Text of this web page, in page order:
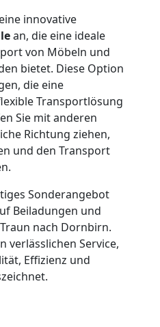
innovative
an, die eine ideale
von Möbeln und
bietet. Diese Option
die eine
Transportlösung
Sie mit anderen
Richtung ziehen,
und den Transport
Sonderangebot
Beiladungen und
nach Dornbirn.
verlässlichen Service,
Effizienz und